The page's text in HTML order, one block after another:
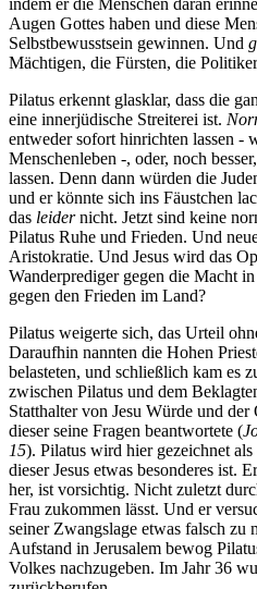
indem er die Menschen daran
Augen Gottes haben und diese
Selbstbewusstsein gewinnen. Und
Mächtigen, die Fürsten, die
Pilatus erkennt glasklar, dass die
eine innerjüdische Streiterei ist.
entweder sofort hinrichten lassen -
Menschenleben -, oder, noch
lassen. Denn dann würden die
und er könnte sich ins Fäustchen
das leidernicht. Jetzt sind keine
Pilatus Ruhe und Frieden. Und
Aristokratie. Und Jesus wird das
Wanderprediger gegen die Macht
gegen den Frieden im Land?
Pilatus weigerte sich, das Urteil
Daraufhin nannten die Hohen
belasteten, und schließlich kam es
zwischen Pilatus und dem
Statthalter von Jesu Würde und
dieser seine Fragen beantwortete (
15). Pilatus wird hier gezeichnet als
dieser Jesus etwas besonderes ist.
her, ist vorsichtig. Nicht zuletzt
Frau zukommen lässt. Und er
seiner Zwangslage etwas falsch zu
Aufstand in Jerusalem bewog
Volkes nachzugeben. Im Jahr36